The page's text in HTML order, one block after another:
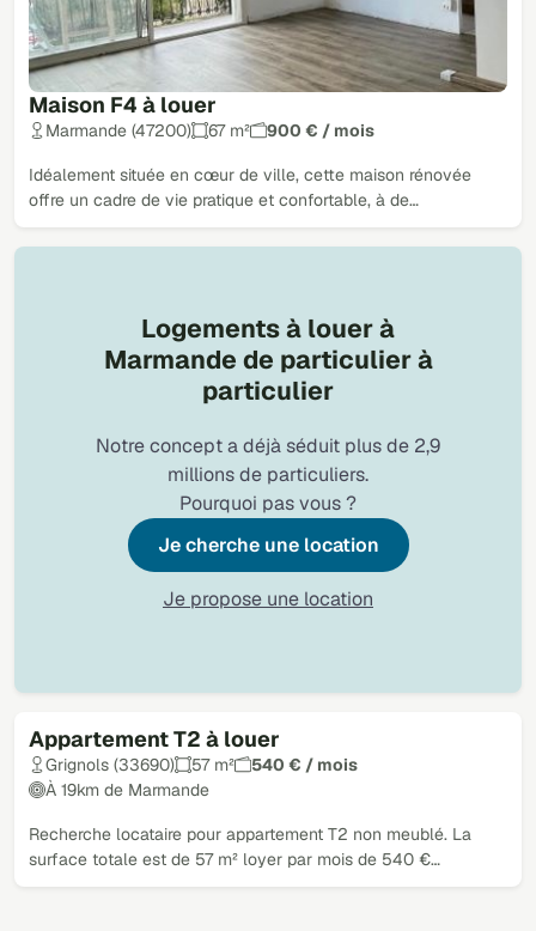
Maison F4 à louer
Marmande (47200) 67 m² 900 € / mois
Idéalement située en cœur de ville, cette maison rénovée
offre un cadre de vie pratique et confortable, à de…
Appartement T2 à louer
Loué
Grignols (33690) 57 m²
540 € / mois
À 19km de Marmande
Recherche locataire pour appartement T2 non meublé. La
surface totale est de 57 m² loyer par mois de 540 €…
Logements à louer à
Marmande de particulier à
particulier
Notre concept a déjà séduit plus de 2,9
millions de particuliers.
Pourquoi pas vous ?
Je cherche une location
Je propose une location